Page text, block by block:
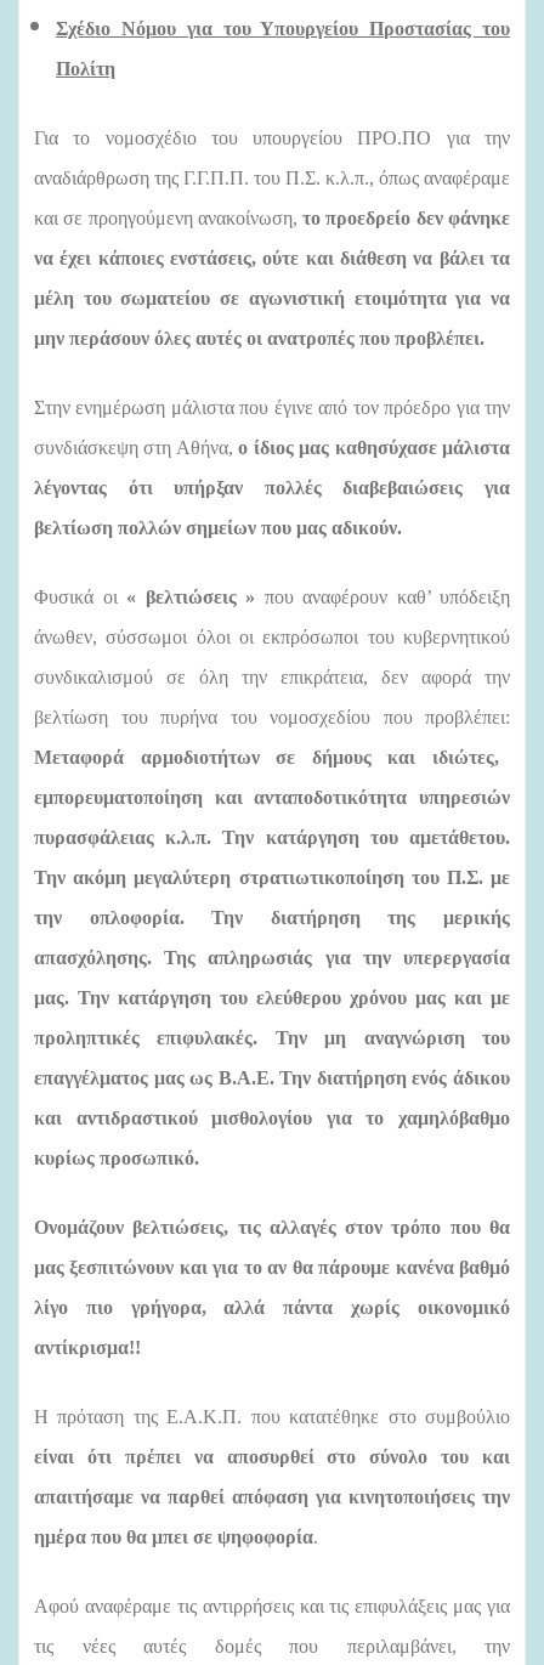
Σχέδιο Νόμου για του Υπουργείου Προστασίας του
Πολίτη
Για το νομοσχέδιο του υπουργείου ΠΡΟ.ΠΟ για την
αναδιάρθρωση της Γ.Γ.Π.Π. του Π.Σ. κ.λ.π., όπως αναφέραμε
και σε προηγούμενη ανακοίνωση,το προεδρείο δεν φάνηκε
να έχει κάποιες ενστάσεις, ούτε και διάθεση να βάλει τα
μέλη του σωματείου σε αγωνιστική ετοιμότητα για να
μην περάσουν όλες αυτές οι ανατροπές που προβλέπει.
Στην ενημέρωση μάλιστα που έγινε από τον πρόεδρο για την
συνδιάσκεψη στη Αθήνα,ο ίδιος μας καθησύχασε μάλιστα
λέγοντας ότι υπήρξαν πολλές διαβεβαιώσεις για
βελτίωση πολλών σημείων που μας αδικούν.
Φυσικά οι « βελτιώσεις » που αναφέρουν καθ’ υπόδειξη
άνωθεν, σύσσωμοι όλοι οι εκπρόσωποι του κυβερνητικού
συνδικαλισμού σε όλη την επικράτεια, δεν αφορά την
βελτίωση του πυρήνα του νομοσχεδίου που προβλέπει:
Μεταφορά αρμοδιοτήτων σε δήμους και ιδιώτες,
εμπορευματοποίηση και ανταποδοτικότητα υπηρεσιών
πυρασφάλειας κ.λ.π. Την κατάργηση του αμετάθετου.
Την ακόμη μεγαλύτερη στρατιωτικοποίηση του Π.Σ. με
την οπλοφορία. Την διατήρηση της μερικής
απασχόλησης. Της απληρωσιάς για την υπερεργασία
μας. Την κατάργηση του ελεύθερου χρόνου μας και με
προληπτικές επιφυλακές. Την μη αναγνώριση του
επαγγέλματος μας ως Β.Α.Ε. Την διατήρηση ενός άδικου
και αντιδραστικού μισθολογίου για το χαμηλόβαθμο
κυρίως προσωπικό.
Ονομάζουν βελτιώσεις, τις αλλαγές στον τρόπο που θα
μας ξεσπιτώνουν και για το αν θα πάρουμε κανένα βαθμό
λίγο πιο γρήγορα, αλλά πάντα χωρίς οικονομικό
αντίκρισμα!!
Η πρόταση της Ε.Α.Κ.Π. που κατατέθηκε στο συμβούλιο
είναι ότι πρέπει να αποσυρθεί στο σύνολο του και
απαιτήσαμε να παρθεί απόφαση για κινητοποιήσεις την
ημέρα που θα μπει σε ψηφοφορία.
Αφού αναφέραμε τις αντιρρήσεις και τις επιφυλάξεις μας για
τις νέες αυτές δομές που περιλαμβάνει, την